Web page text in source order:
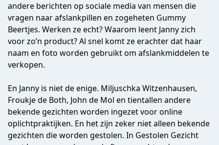
andere berichten op sociale media van mensen die
vragen naar afslankpillen en zogeheten Gummy
Beertjes. Werken ze echt? Waarom leent Janny zich
voor zo’n product? Al snel komt ze erachter dat haar
naam en foto worden gebruikt om afslankmiddelen te
verkopen.
En Janny is niet de enige. Miljuschka Witzenhausen,
Froukje de Both, John de Mol en tientallen andere
bekende gezichten worden ingezet voor online
oplichtpraktijken. En het zijn zeker niet alleen bekende
gezichten die worden gestolen. In Gestolen Gezicht